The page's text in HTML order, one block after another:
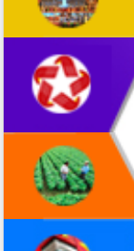
Hòn Yến phát triển du
tồn biển
Lấy ý kiến điều chỉnh
Đắk Lắk thời kỳ 2021-
đến năm 2050
Phát động chiến dịch 30
giải phóng mặt bằng
ven biển
Đắk Lắk nỗ lực thúc đẩy
kinh tế từ 10% trở lên
II/2026
Đắk Lắk ký kết thỏa thuận
chuyển đổi số giai đoạn